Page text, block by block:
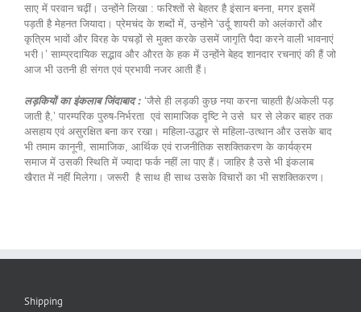
साए में परवान चढ़ीं। उन्होंने लिखा : फरिश्तों से बेहतर है इंसान बनना, मगर इसमें
पड़ती है मेहनत जियादा। प्रेमचंद के शब्दों में, उन्होंने ‘उर्दू शायरी को अलंकारों और
कृत्रिम भावों और विरह के पचड़ों से मुक्त करके उसमें जागृति पैदा करने वाली भावनाएं
भरी।’ साम्प्रदायिक सद्भाव और औरत के हक में उन्होंने बेहद शानदार रचनाएं की हैं जो
आज भी उतनी ही संगत एवं प्रभावी नजर आती हैं।
लड़कियों का इंकलाब जिंदाबाद : ‘जैसे ही लड़की कुछ नया करना चाहती है/अकेली पड़
जाती है,’ पारम्परिक पुरुष-निर्भरता एवं सामाजिक दृष्टि ने उसे घर से लेकर बाहर तक
असहाय एवं असुरक्षित बना कर रखा। महिला-उद्धार से महिला-उत्थान और उसके बाद
भी तमाम कानूनी, सामाजिक, आर्थिक एवं राजनीतिक सशक्तिकरण के कार्यक्रम
समाज में उसकी स्थिति में ज्यादा फर्क नहीं ला पाए हैं। जाहिर है उसे भी इंकलाब
खैरात में नहीं मिलेगा। जरूरी है साथ ही साथ उसके विचारों का भी सशक्तिकरण।
Shipping